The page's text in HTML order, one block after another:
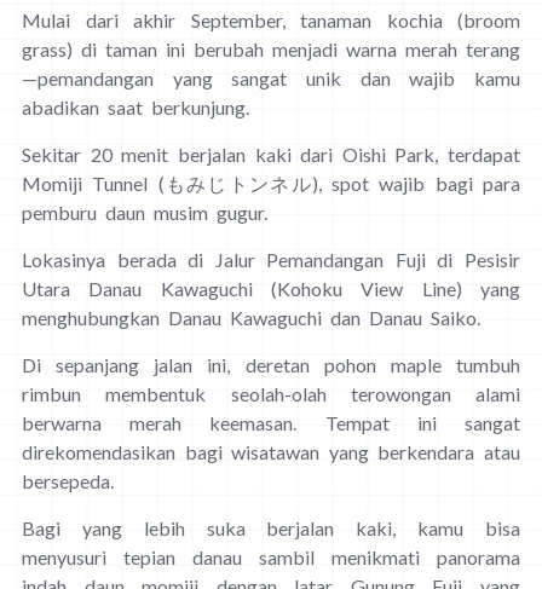
Mulai dari akhir September, tanaman kochia (broom
grass) di taman ini berubah menjadi warna merah terang
—pemandangan yang sangat unik dan wajib kamu
abadikan saat berkunjung.
Sekitar 20 menit berjalan kaki dari Oishi Park, terdapat
Momiji Tunnel (もみじトンネル), spot wajib bagi para
pemburu daun musim gugur.
Lokasinya berada di Jalur Pemandangan Fuji di Pesisir
Utara Danau Kawaguchi (Kohoku View Line) yang
menghubungkan Danau Kawaguchi dan Danau Saiko.
Di sepanjang jalan ini, deretan pohon maple tumbuh
rimbun membentuk seolah-olah terowongan alami
berwarna merah keemasan. Tempat ini sangat
direkomendasikan bagi wisatawan yang berkendara atau
bersepeda.
Bagi yang lebih suka berjalan kaki, kamu bisa
menyusuri tepian danau sambil menikmati panorama